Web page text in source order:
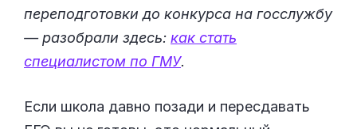
переподготовки до конкурса на госслужбу
— разобрали здесь: как стать
специалистом по ГМУ.
Если школа давно позади и пересдавать